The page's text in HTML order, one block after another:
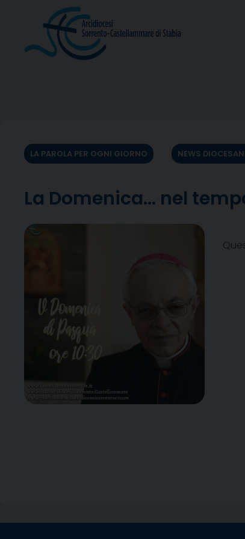
LA PAROLA PER OGNI GIORNO NEWS
La Domenica… nel